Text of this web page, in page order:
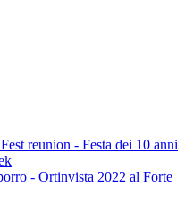
reunion - Festa dei 10 anni
- Ortinvista 2022 al Forte